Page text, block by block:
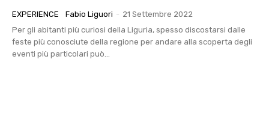
EXPERIENCE Fabio Liguori - 21 Settembre 2022
Per gli abitanti più curiosi della Liguria, spesso discostarsi dalle
feste più conosciute della regione per andare alla scoperta degli
eventi più particolari può...